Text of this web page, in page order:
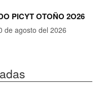
PICYT OTOÑO 2O26
de agosto del 2026